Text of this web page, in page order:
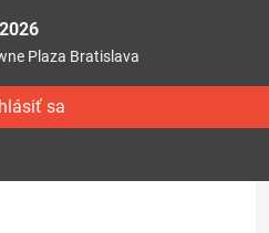
Plaza Bratislava
sa